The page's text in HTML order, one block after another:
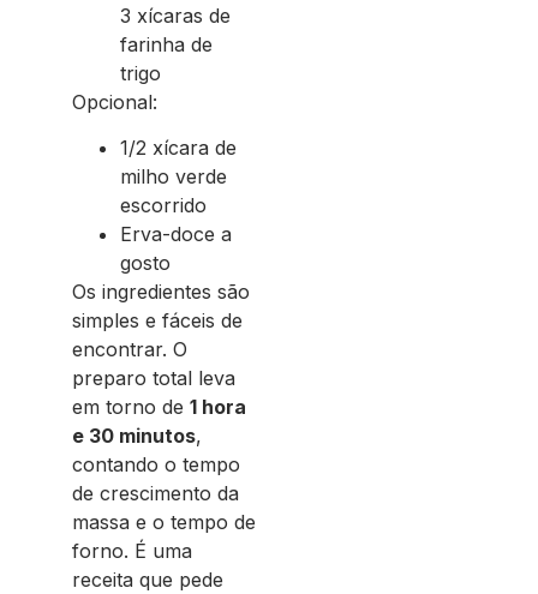
3 xícaras de
farinha de
trigo
Opcional:
1/2 xícara de
milho verde
escorrido
Erva-doce a
gosto
Os ingredientes são
simples e fáceis de
encontrar. O
preparo total leva
em torno de 1 hora
e 30 minutos,
contando o tempo
de crescimento da
massa e o tempo de
forno. É uma
receita que pede